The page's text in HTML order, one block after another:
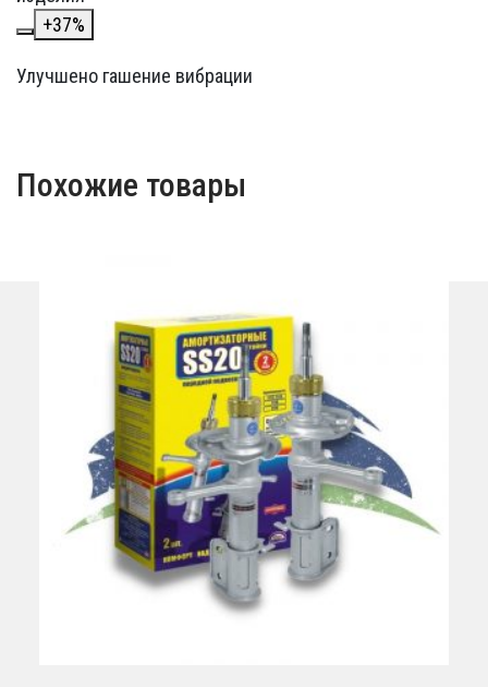
+37%
Улучшено гашение вибрации
Похожие товары